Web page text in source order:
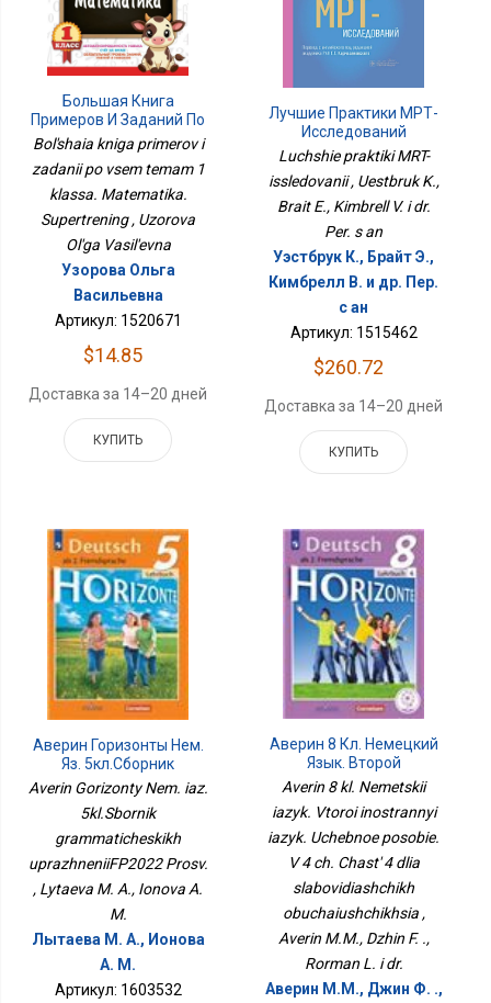
Большая Книга
Примеров И Заданий По
Всем Темам 1 Класса.
Математика.
Супертренинг
Bol'shaia kniga primerov i
zadanii po vsem temam 1
klassa. Matematika.
Supertrening , Uzorova
Ol'ga Vasil'evna
Узорова Ольга
Васильевна
Артикул: 1520671
$14.85
Доставка за 14–20 дней
КУПИТЬ
Лучшие Практики МРТ-
Исследований
Luchshie praktiki MRT-
issledovanii , Uestbruk K.,
Brait E., Kimbrell V. i dr.
Per. s an
Уэстбрук К., Брайт Э.,
Кимбрелл В. и др. Пер.
с ан
Артикул: 1515462
$260.72
Доставка за 14–20 дней
КУПИТЬ
Аверин Горизонты Нем.
Яз. 5кл.Сборник
Грамматических
УпражненийФП2022
Просв.
Averin Gorizonty Nem. iaz.
5kl.Sbornik
grammaticheskikh
uprazhneniiFP2022 Prosv.
, Lytaeva M. A., Ionova A.
M.
Лытаева М. А., Ионова
А. М.
Артикул: 1603532
Аверин 8 Кл. Немецкий
Язык. Второй
Иностранный Язык.
Учебное Пособие. В 4 Ч.
Часть 4 Для
Слабовидящих
Обучающихся
Averin 8 kl. Nemetskii
iazyk. Vtoroi inostrannyi
iazyk. Uchebnoe posobie.
V 4 ch. Chast' 4 dlia
slabovidiashchikh
obuchaiushchikhsia ,
Averin M.M., Dzhin F. .,
Rorman L. i dr.
Аверин М.М., Джин Ф. .,